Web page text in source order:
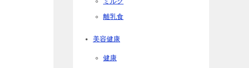
離乳食
美容健康
健康